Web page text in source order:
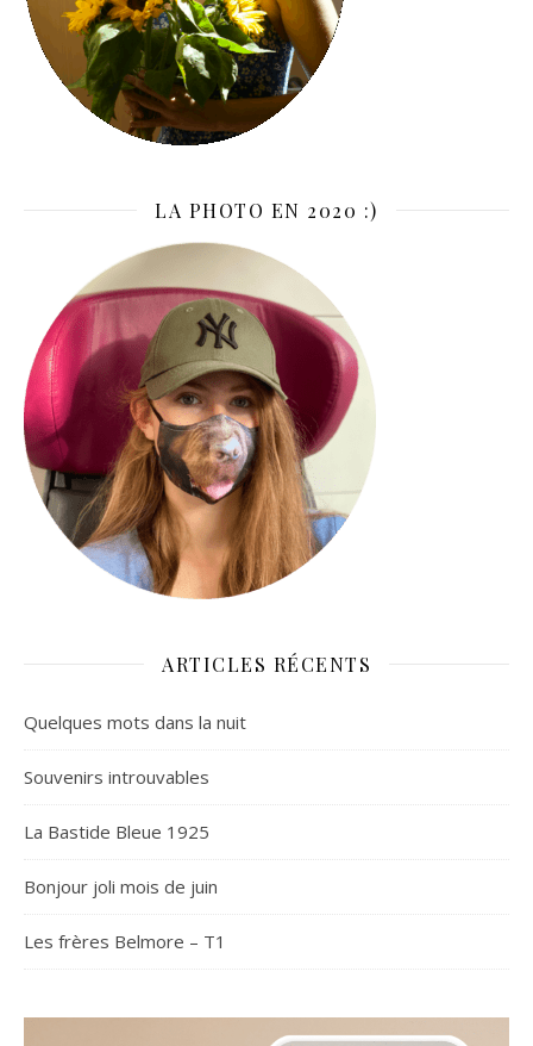
LA PHOTO EN 2020 :)
ARTICLES RÉCENTS
Quelques mots dans la nuit
Souvenirs introuvables
La Bastide Bleue 1925
Bonjour joli mois de juin
Les frères Belmore – T1